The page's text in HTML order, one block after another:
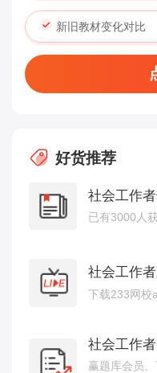
新旧教材变化对比
好货推荐
社会工作
已有3000人
社会工作
下载233网校
社会工作
赢题库会员